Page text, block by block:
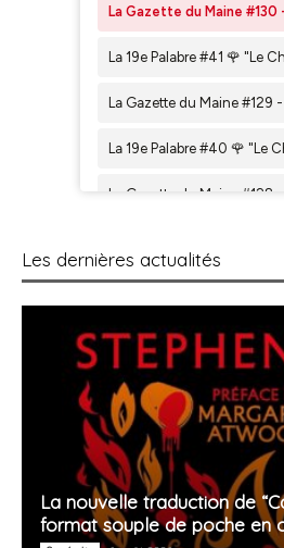
Les dernières actualités
La nouvelle traduction de
format souple de poche en